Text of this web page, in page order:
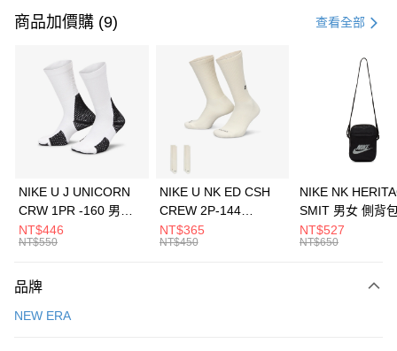
信用卡一次付款
3 期 0 利率 每期 21家銀行
合作金庫商業銀行
第一商業銀行
華南商業銀行
彰化商業銀行
上海商業儲蓄銀行
元大商業銀行
台灣樂天信用卡公司
Apple Pay
全盈+PAY
AFTEE先享後付
【關於「AFTEE先享後付」】
便利好安心！
運送方式
商品加價購 (9) 查看全部
NIKE U J UNICORN
CRW 1PR -160 男女
中統襪 FZ3393100
NT$446
NT$550
NIKE U NK ED CSH
CREW 2P-144
EMBRDY 男女 短統襪
FZ3073133
NT$365
NT$450
NIKE NK
SMIT 男女 側背
BA5871010
NT$527
NT$650
品牌
NEW ERA